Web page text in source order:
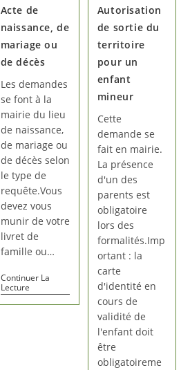
Acte de
naissance, de
mariage ou
de décès
Les demandes
se font à la
mairie du lieu
de naissance,
de mariage ou
de décès selon
le type de
requête.Vous
devez vous
munir de votre
livret de
famille ou…
Continuer La
Lecture
Autorisation
de sortie du
territoire
pour un
enfant
mineur
Cette
demande se
fait en mairie.
La présence
d'un des
parents est
obligatoire
lors des
formalités.Imp
ortant : la
carte
d'identité en
cours de
validité de
l'enfant doit
être
obligatoireme